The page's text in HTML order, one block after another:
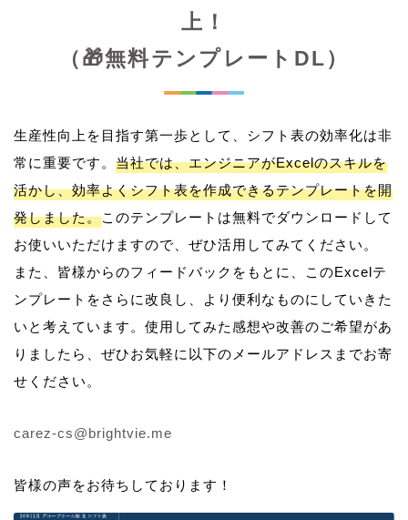
上！
（🎁無料テンプレートDL）
生産性向上を目指す第一歩として、シフト表の効率化は非
常に重要です。 当社では、エンジニアがExcelのスキルを
活かし、効率よくシフト表を作成できるテンプレートを開
発しました。このテンプレートは無料でダウンロードして
お使いいただけますので、ぜひ活用してみてください。
また、皆様からのフィードバックをもとに、このExcelテ
ンプレートをさらに改良し、より便利なものにしていきた
いと考えています。使用してみた感想や改善のご希望があ
りましたら、ぜひお気軽に以下のメールアドレスまでお寄
せください。
carez-cs@brightvie.me
皆様の声をお待ちしております！